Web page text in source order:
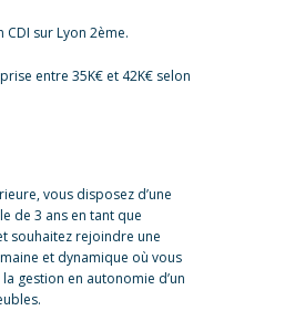
sur Lyon 2ème.
entre 35K€ et 42K€ selon
vous disposez d’une
de 3 ans en tant que
souhaitez rejoindre une
et dynamique où vous
gestion en autonomie d’un